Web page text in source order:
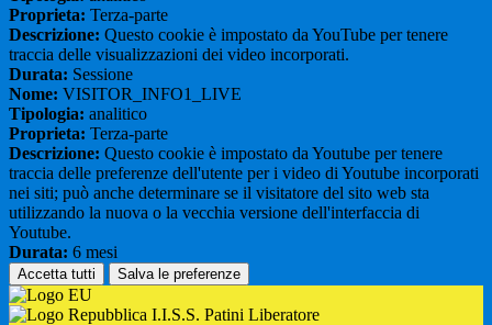
Proprieta: Terza-parte
Descrizione: Questo cookie è impostato da YouTube per tenere
traccia delle visualizzazioni dei video incorporati.
Durata: Sessione
Nome: VISITOR_INFO1_LIVE
Tipologia: analitico
Proprieta: Terza-parte
Descrizione: Questo cookie è impostato da Youtube per tenere
traccia delle preferenze dell'utente per i video di Youtube incorporati
nei siti; può anche determinare se il visitatore del sito web sta
utilizzando la nuova o la vecchia versione dell'interfaccia di
Youtube.
Durata: 6 mesi
Accetta tutti Salva le preferenze
I.I.S.S. Patini Liberatore